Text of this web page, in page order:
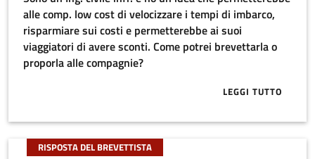
alle comp. low cost di velocizzare i tempi di imbarco,
risparmiare sui costi e permetterebbe ai suoi
viaggiatori di avere sconti. Come potrei brevettarla o
proporla alle compagnie?
LEGGI TUTTO
ABOUT
RISPOSTA DEL BREVETTISTA